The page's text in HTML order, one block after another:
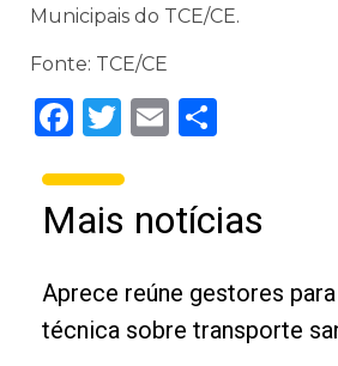
Municipais do TCE/CE.
Fonte: TCE/CE
Facebook
Twitter
Email
Mais notícias
Aprece reúne gestores
técnica sobre transporte